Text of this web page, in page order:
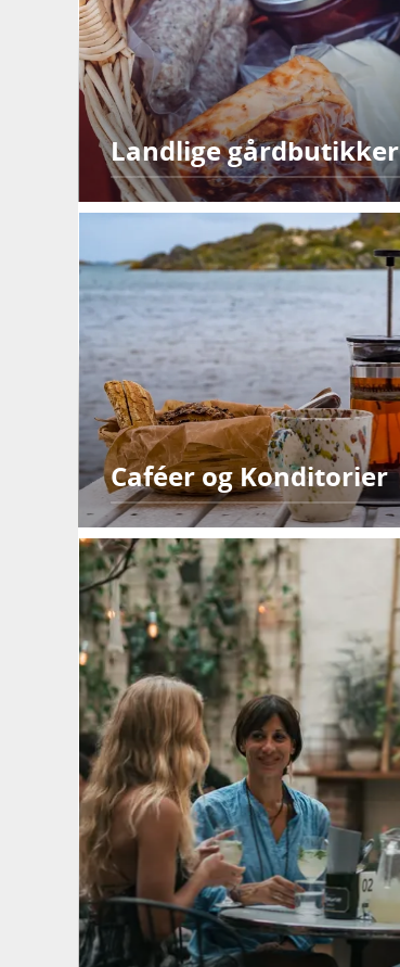
Landlige gårdbutikker
Caféer og Konditorier